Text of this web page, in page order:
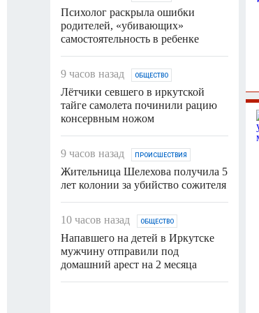
Психолог раскрыла ошибки
родителей, «убивающих»
самостоятельность в ребенке
9 часов назад ОБЩЕСТВО
Лётчики севшего в иркутской
тайге самолета починили рацию
консервным ножом
9 часов назад ПРОИСШЕСТВИЯ
Жительница Шелехова получила 5
лет колонии за убийство сожителя
10 часов назад ОБЩЕСТВО
Напавшего на детей в Иркутске
мужчину отправили под
домашний арест на 2 месяца